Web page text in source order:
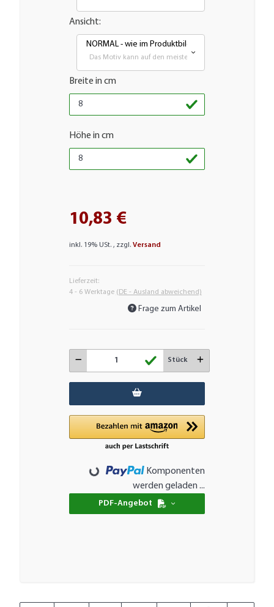
Ansicht:
NORMAL - wie im Produktbild
Das Motiv kann auf den meisten glatten Flächen
Breite in cm
Höhe in cm
10,83 €
inkl. 19% USt. , zzgl. Versand
Lieferzeit:
4 - 6 Werktage (DE - Ausland abweichend)
Frage zum Artikel
Stück
Loading...
Komponenten
werden geladen ...
PDF-Angebot